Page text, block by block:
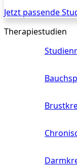
Jetzt passende
Therapiestudien